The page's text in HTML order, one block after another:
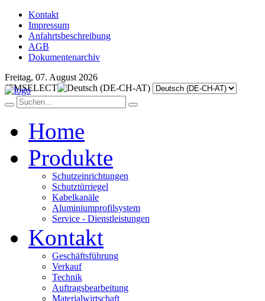
Kontakt
Impressum
Anfahrtsbeschreibung
AGB
Dokumentenarchiv
Freitag, 07. August 2026
JFMSELECT
Home
Produkte
Schutzeinrichtungen
Schutztürriegel
Kabelkanäle
Aluminiumprofilsystem
Service - Dienstleistungen
Kontakt
Geschäftsführung
Verkauf
Technik
Auftragsbearbeitung
Materialwirtschaft